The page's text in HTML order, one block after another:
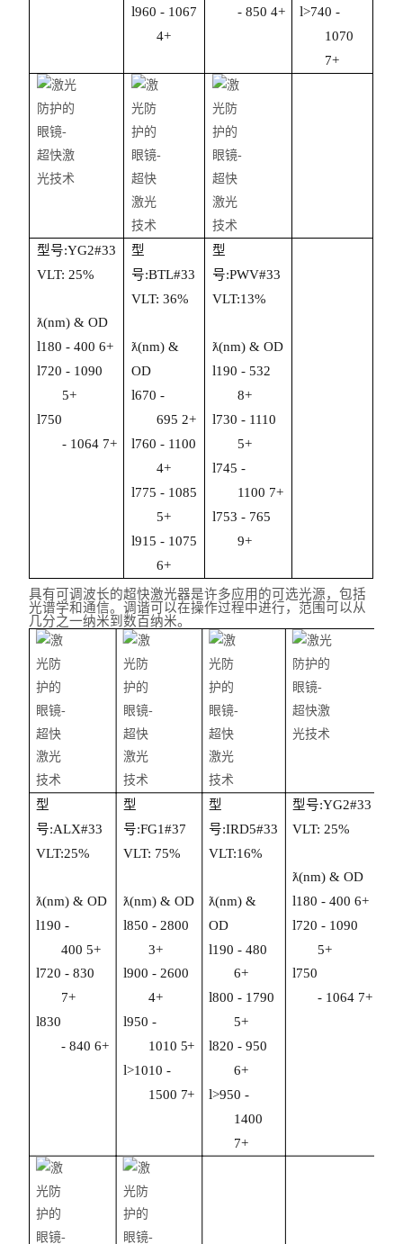
l960 - 1067
4+
-850 4+ l>740 -
1070
7+
型号:YG2#33
VLT: 25%
ƛ(nm) & OD
l180 - 400 6+
l720 - 1090
5+
l750
-1064 7+
型
号:BTL#33
VLT: 36%
ƛ(nm) &
OD
l670 -
695 2+
l760 - 1100
4+
l775 - 1085
5+
l915 - 1075
6+
型
号:PWV#33
VLT:13%
ƛ(nm) & OD
l190 - 532
8+
l730 - 1110
5+
l745 -
1100 7+
l753 - 765
9+
具有可调波长的超快激光器是许多应用的可选光源，包括
光谱学和通信。调谐可以在操作过程中进行，范围可以从
几分之一纳米到数百纳米。
型
号:ALX#33
VLT:25%
ƛ(nm) & OD
l190 -
400 5+
l720 - 830
7+
l830
- 840 6+
型
号:FG1#37
VLT: 75%
ƛ(nm) & OD
l850 - 2800
3+
l900 -2600
4+
l950 -
1010 5+
l>1010 -
1500 7+
型
号:IRD5#33
VLT:16%
ƛ(nm) &
OD
l190 - 480
6+
l800 - 1790
5+
l820 - 950
6+
l>950 -
1400
7+
型号:YG2#33
VLT: 25%
ƛ(nm) & OD
l180 - 400 6+
l720 - 1090
5+
l750
- 1064 7+